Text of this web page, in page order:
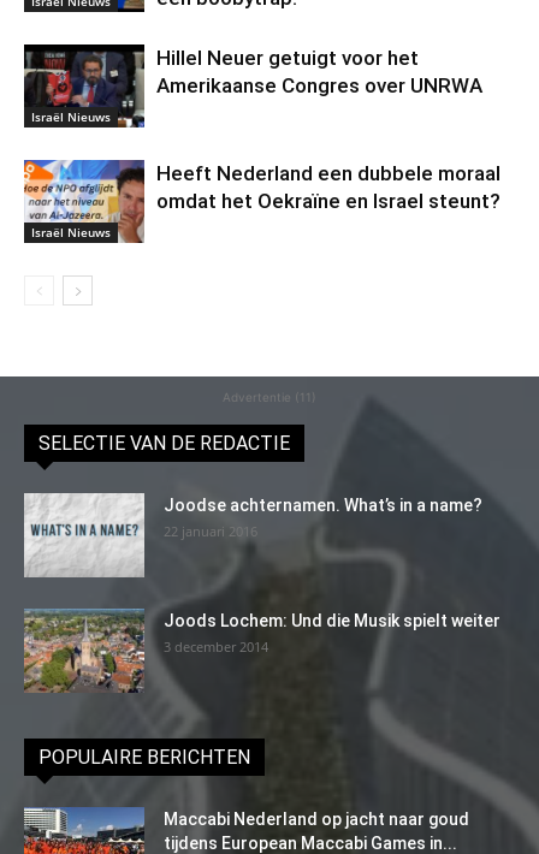
Israël Nieuws
Hillel Neuer getuigt voor het
Amerikaanse Congres over UNRWA
Israël Nieuws
Heeft Nederland een dubbele moraal
omdat het Oekraïne en Israel steunt?
Advertentie (11)
SELECTIE VAN DE REDACTIE
Joodse achternamen. What’s in a name?
22 januari 2016
Joods Lochem: Und die Musik spielt weiter
3 december 2014
POPULAIRE BERICHTEN
Maccabi Nederland op jacht naar goud
tijdens European Maccabi Games in...